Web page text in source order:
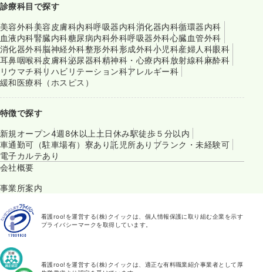
診療科目で探す
美容外科美容皮膚科内科呼吸器内科消化器内科循環器内科
血液内科腎臓内科糖尿病内科外科呼吸器外科心臓血管外科
消化器外科脳神経外科整形外科形成外科小児科産婦人科眼科
耳鼻咽喉科皮膚科泌尿器科精神科・心療内科放射線科麻酔科
リウマチ科リハビリテーション科アレルギー科
緩和医療科（ホスピス）
特徴で探す
新規オープン4週8休以上 土日休み駅徒歩５分以内
車通勤可（駐車場有） 寮あり託児所あり ブランク・未経験可
電子カルテあり
会社概要
事業所案内
看護roo!を運営する(株)クイックは、個人情報保護に取り組む企業を示す
プライバシーマークを取得しています。
看護roo!を運営する(株)クイックは、適正な有料職業紹介事業者として厚